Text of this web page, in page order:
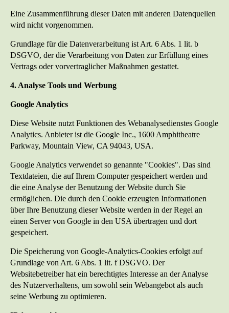
Eine Zusammenführung dieser Daten mit anderen Datenquellen
wird nicht vorgenommen.
Grundlage für die Datenverarbeitung ist Art. 6 Abs. 1 lit. b
DSGVO, der die Verarbeitung von Daten zur Erfüllung eines
Vertrags oder vorvertraglicher Maßnahmen gestattet.
4. Analyse Tools und Werbung
Google Analytics
Diese Website nutzt Funktionen des Webanalysedienstes Google
Analytics. Anbieter ist die Google Inc., 1600 Amphitheatre
Parkway, Mountain View, CA 94043, USA.
Google Analytics verwendet so genannte "Cookies". Das sind
Textdateien, die auf Ihrem Computer gespeichert werden und
die eine Analyse der Benutzung der Website durch Sie
ermöglichen. Die durch den Cookie erzeugten Informationen
über Ihre Benutzung dieser Website werden in der Regel an
einen Server von Google in den USA übertragen und dort
gespeichert.
Die Speicherung von Google-Analytics-Cookies erfolgt auf
Grundlage von Art. 6 Abs. 1 lit. f DSGVO. Der
Websitebetreiber hat ein berechtigtes Interesse an der Analyse
des Nutzerverhaltens, um sowohl sein Webangebot als auch
seine Werbung zu optimieren.